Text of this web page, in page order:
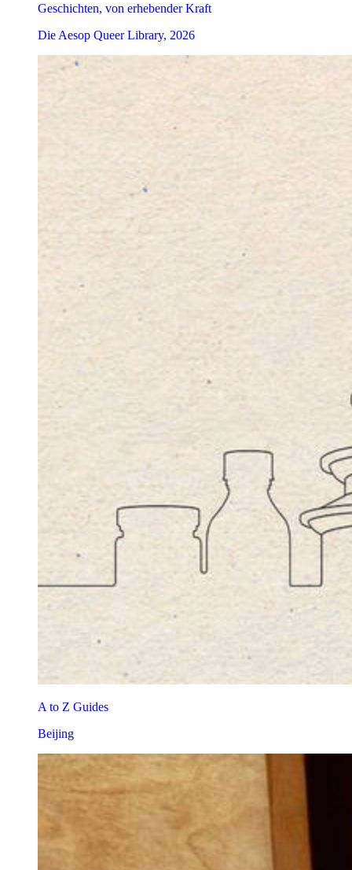
Geschichten, von erhebender Kraft
Die Aesop Queer Library, 2026
A to Z Guides
Beijing